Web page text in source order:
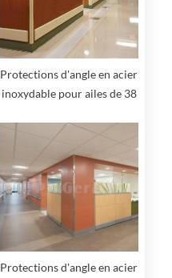
Protections d'angle en acier
inoxydable pour ailes de 38
Protections d'angle en acier